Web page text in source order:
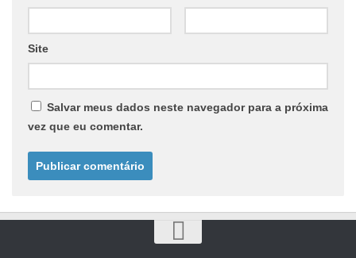
Site
Salvar meus dados neste navegador para a próxima
vez que eu comentar.